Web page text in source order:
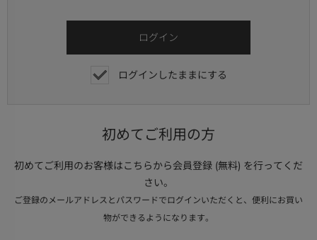
ログインしたままにする
初めてご利用の方
初めてご利用のお客様はこちらから会員登録 (無料) を行ってくだ
さい。
ご登録のメールアドレスとパスワードでログインいただくと、便利にお買い
物ができるようになります。